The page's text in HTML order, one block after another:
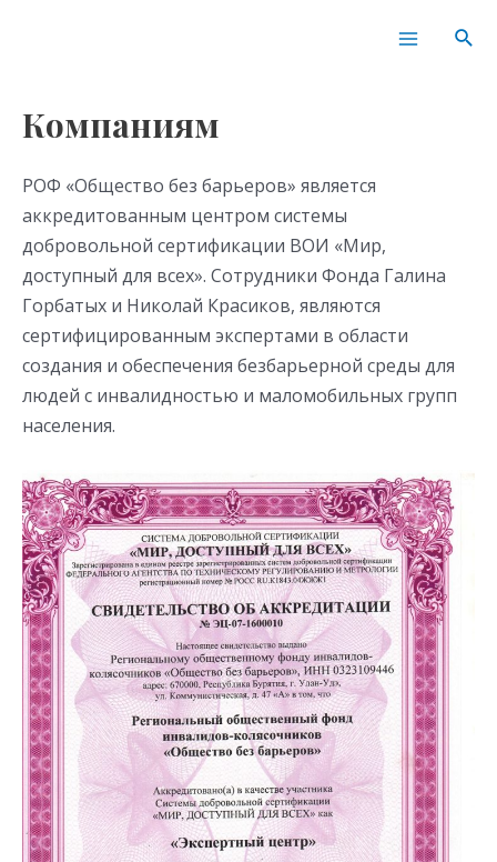
Main
Компаниям
РОФ «Общество без барьеров» является
аккредитованным центром системы
добровольной сертификации ВОИ «Мир,
доступный для всех». Сотрудники Фонда Галина
Горбатых и Николай Красиков, являются
сертифицированным экспертами в области
создания и обеспечения безбарьерной среды для
людей с инвалидностью и маломобильных групп
населения.